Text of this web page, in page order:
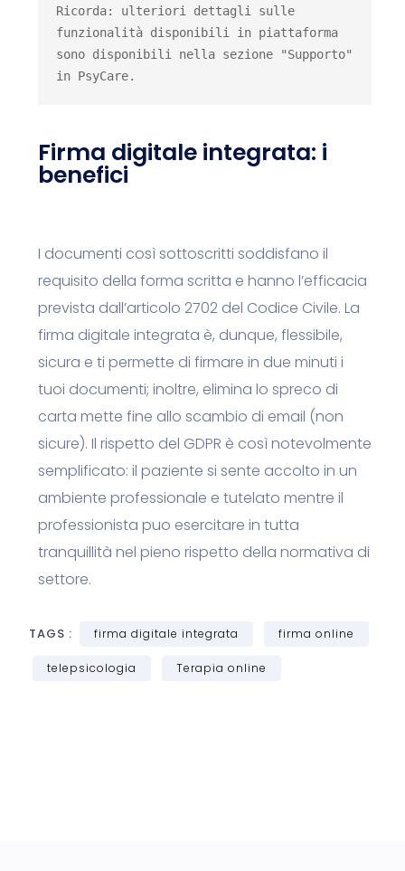
Ricorda: ulteriori dettagli sulle
funzionalità disponibili in piattaforma
sono disponibili nella sezione "Supporto"
in PsyCare.
Firma digitale integrata: i
benefici
I documenti così sottoscritti soddisfano il
requisito della forma scritta e hanno l’efficacia
prevista dall’articolo 2702 del Codice Civile. La
firma digitale integrata è, dunque, flessibile,
sicura e ti permette di firmare in due minuti i
tuoi documenti; inoltre, elimina lo spreco di
carta mette fine allo scambio di email (non
sicure). Il rispetto del GDPR è così notevolmente
semplificato: il paziente si sente accolto in un
ambiente professionale e tutelato mentre il
professionista puo esercitare in tutta
tranquillità nel pieno rispetto della normativa di
settore.
TAGS : firma digitale integrata firma online
telepsicologia Terapia online